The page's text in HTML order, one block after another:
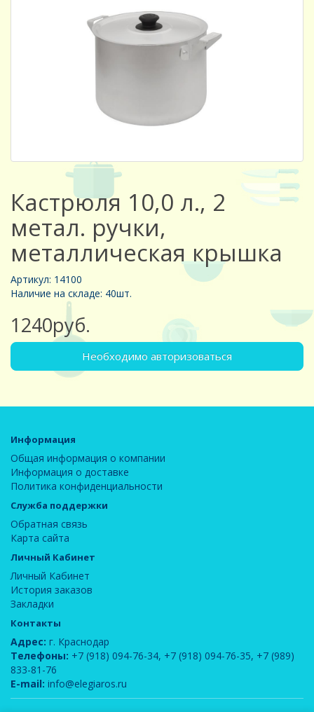
Кастрюля 10,0 л., 2
метал. ручки,
металлическая крышка
Артикул: 14100
Наличие на складе: 40шт.
1240руб.
Необходимо авторизоваться
Информация
Общая информация о компании
Информация о доставке
Политика конфиденциальности
Служба поддержки
Обратная связь
Карта сайта
Личный Кабинет
Личный Кабинет
История заказов
Закладки
Контакты
Адрес: г. Краснодар
Телефоны: +7 (918) 094-76-34, +7 (918) 094-76-35, +7 (989)
833-81-76
E-mail: info@elegiaros.ru